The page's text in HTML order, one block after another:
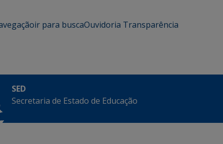
ir para buscaOuvidoria Transparência
SED
Secretaria de Estado de Educação